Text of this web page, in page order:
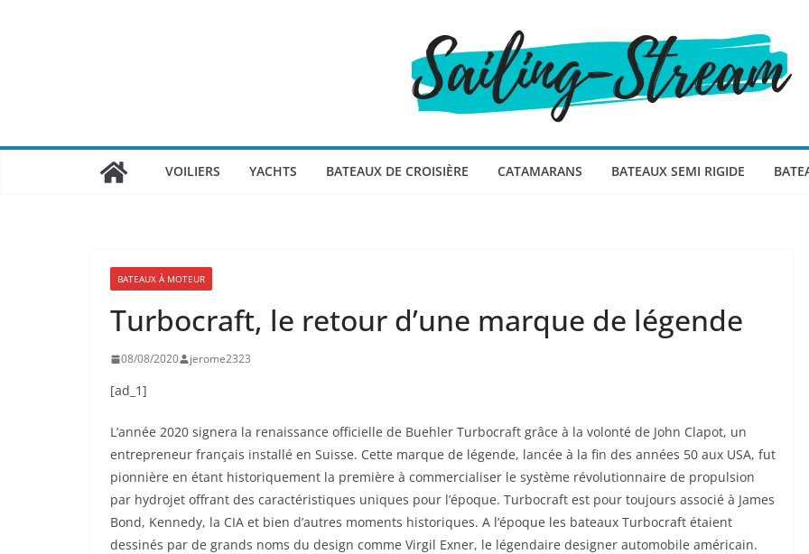
VOILIERS YACHTS BATEAUX DE CROISIÈRE CATAMARANS BATEAUX SEMI RIGIDE
BATEAUX À MOTEUR
Turbocraft, le retour d’une marque de légende
08/08/2020 jerome2323
[ad_1]
L’année 2020 signera la renaissance officielle de Buehler Turbocraft grâce à la volonté de John Clapot, un
entrepreneur français installé en Suisse. Cette marque de légende, lancée à la fin des années 50 aux USA, fut
pionnière en étant historiquement la première à commercialiser le système révolutionnaire de propulsion
par hydrojet offrant des caractéristiques uniques pour l’époque. Turbocraft est pour toujours associé à James
Bond, Kennedy, la CIA et bien d’autres moments historiques. A l’époque les bateaux Turbocraft étaient
dessinés par de grands noms du design comme Virgil Exner, le légendaire designer automobile américain.